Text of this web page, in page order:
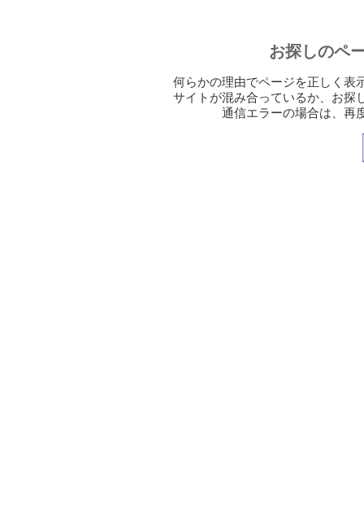
お探しのペ
何らかの理由でページを正しく表
サイトが混み合っているか、お探
通信エラーの場合は、再